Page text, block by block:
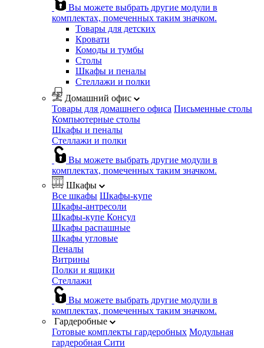
Вы можете выбрать другие модули в
комплектах, помеченных таким значком.
Товары для детских
Кровати
Комоды и тумбы
Столы
Шкафы и пеналы
Стеллажи и полки
Домашний офис
Товары для домашнего офиса Письменные столы
Компьютерные столы
Шкафы и пеналы
Стеллажи и полки
Вы можете выбрать другие модули в
комплектах, помеченных таким значком.
Шкафы
Все шкафы Шкафы-купе
Шкафы-антресоли
Шкафы-купе Консул
Шкафы распашные
Шкафы угловые
Пеналы
Витрины
Полки и ящики
Стеллажи
Вы можете выбрать другие модули в
комплектах, помеченных таким значком.
Гардеробные
Готовые комплекты гардеробных Модульная
гардеробная Сити